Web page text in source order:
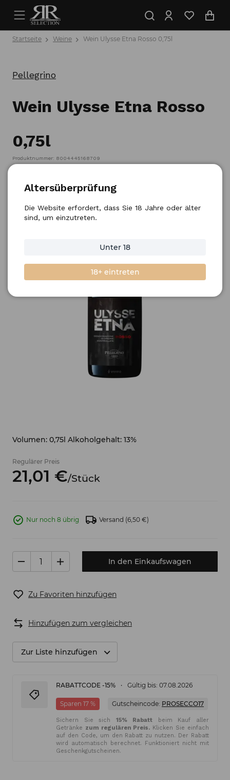
Startseite Weine Wein Ulysse Etna Rosso 0,75l
Pellegrino
Wein Ulysse Etna Rosso
0,75l
Produktnummer: 8004445168709
Volumen: 0,75l Alkoholgehalt: 13%
Regulärer Preis
21,01 €/Stück
Nur noch 8 übrig Versand (6,50 €)
In den Einkaufswagen
Zu Favoriten hinzufügen
Hinzufügen zum vergleichen
Zur Liste hinzufügen
RABATTCODE -15% Gültig bis: 07.08.2026
Sparen 17 % Gutscheincode: PROSECCO17
Sichern Sie sich15% Rabattbeim Kauf aller
Getränke zum regulären Preis. Klicken Sie einfach
auf den Code, um den Rabatt zu nutzen. Der Rabatt
wird automatisch berechnet. Funktioniert nicht mit
Geschenkgutscheinen.
Altersüberprüfung
Die Website erfordert, dass Sie 18 Jahre oder älter
sind, um einzutreten.
Unter 18
18+ eintreten